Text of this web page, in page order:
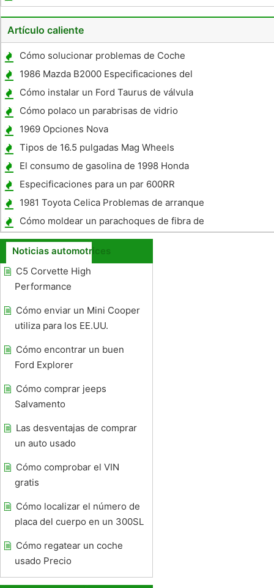
Artículo caliente
Cómo solucionar problemas de Coche
1986 Mazda B2000 Especificaciones del
motor
Cómo instalar un Ford Taurus de válvula
Junta de la tapa 2001
Cómo polaco un parabrisas de vidrio
1969 Opciones Nova
Tipos de 16.5 pulgadas Mag Wheels
El consumo de gasolina de 1998 Honda
Passport
Especificaciones para un par 600RR
1981 Toyota Celica Problemas de arranque
Cómo moldear un parachoques de fibra de
vidrio
Noticias automotrices
C5 Corvette High
Performance
Cómo enviar un Mini Cooper
utiliza para los EE.UU.
Cómo encontrar un buen
Ford Explorer
Cómo comprar jeeps
Salvamento
Las desventajas de comprar
un auto usado
Cómo comprobar el VIN
gratis
Cómo localizar el número de
placa del cuerpo en un 300SL
Cómo regatear un coche
usado Precio